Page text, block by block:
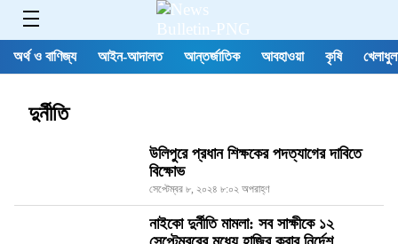
অর্থ ও বাণিজ্য আইন-আদালত আন্তর্জাতিক আবহাওয়া কৃষি
দুর্নীতি
উলিপুরে প্রধান শিক্ষকের পদত্যাগের দাবিতে
বিক্ষোভ
সেপ্টেম্বর ৮, ২০২৪ ৮:০২ অপরাহ্ণ
নাইকো দুর্নীতি মামলা: সব সাক্ষীকে ১২